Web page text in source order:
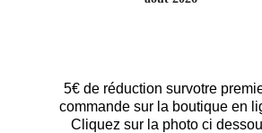
5€ de réduction survotre
commande sur la boutique en
Cliquez sur la photo ci